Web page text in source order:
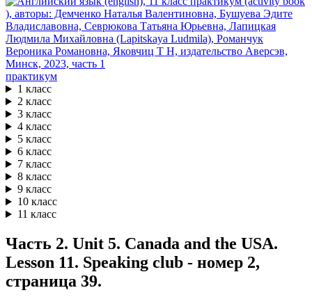
практикум
1 класс
2 класс
3 класс
4 класс
5 класс
6 класс
7 класс
8 класс
9 класс
10 класс
11 класс
Часть 2. Unit 5. Canada and the USA.
Lesson 11. Speaking club - номер 2,
страница 39.